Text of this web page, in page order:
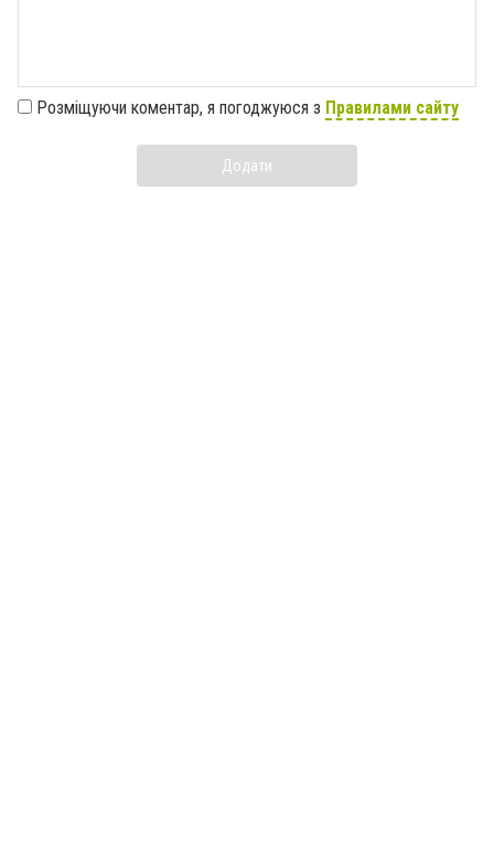
Розміщуючи коментар, я погоджуюся з Правилами сайту
Додати